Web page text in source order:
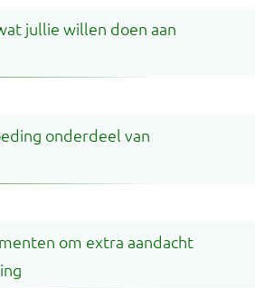
jullie willen doen aan
onderdeel van
om extra aandacht